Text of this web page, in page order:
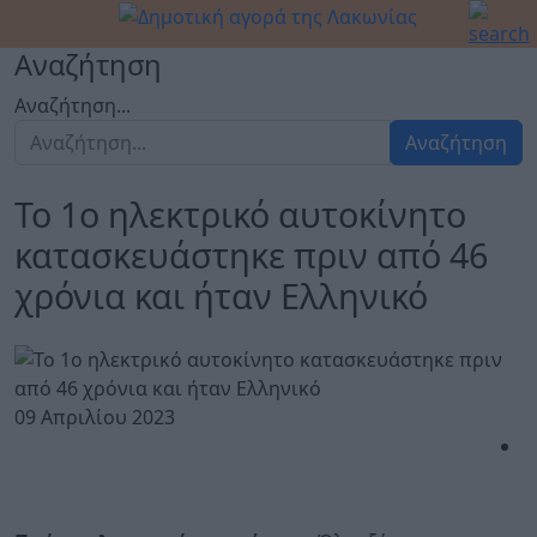
Αναζήτηση
Αναζήτηση...
Αναζήτηση
Το 1ο ηλεκτρικό αυτοκίνητο
κατασκευάστηκε πριν από 46
χρόνια και ήταν Ελληνικό
09 Απριλίου 2023